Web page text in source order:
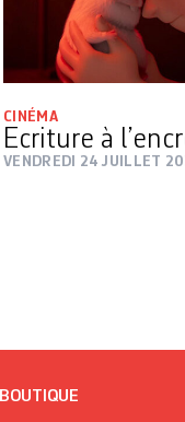
CINÉMA
Ecriture à
VENDREDI 24 JUILLET
BOUTIQUE